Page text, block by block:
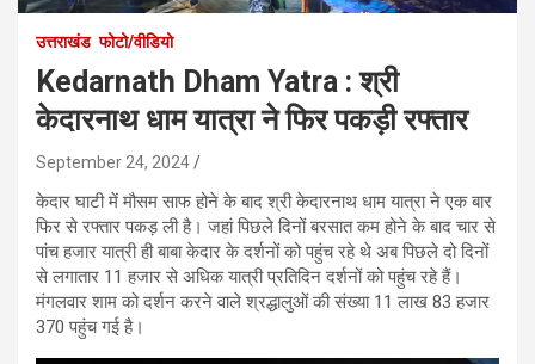
उत्तराखंड फोटो/वीडियो
Kedarnath Dham Yatra : श्री
केदारनाथ धाम यात्रा ने फिर पकड़ी रफ्तार
September 24, 2024
केदार घाटी में मौसम साफ होने के बाद श्री केदारनाथ धाम यात्रा ने एक बार
फिर से रफ्तार पकड़ ली है। जहां पिछले दिनों बरसात कम होने के बाद चार से
पांच हजार यात्री ही बाबा केदार के दर्शनों को पहुंच रहे थे अब पिछले दो दिनों
से लगातार 11 हजार से अधिक यात्री प्रतिदिन दर्शनों को पहुंच रहे हैं।
मंगलवार शाम को दर्शन करने वाले श्रद्धालुओं की संख्या 11 लाख 83 हजार
370 पहुंच गई है।